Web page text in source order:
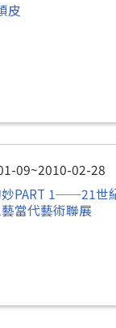
皮
09~2010-02-28
PART 1──21世
當代藝術聯展